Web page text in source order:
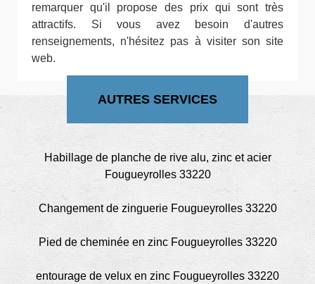
remarquer qu'il propose des prix qui sont très
attractifs. Si vous avez besoin d'autres
renseignements, n'hésitez pas à visiter son site
web.
AUTRES SERVICES
Habillage de planche de rive alu, zinc et acier
Fougueyrolles 33220
Changement de zinguerie Fougueyrolles 33220
Pied de cheminée en zinc Fougueyrolles 33220
entourage de velux en zinc Fougueyrolles 33220